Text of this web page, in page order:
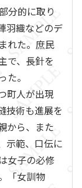
分的に取り
羽織などのデ
れた。庶民
で、長針を
。
町人が出現
技術も進展を
から、また
示範、口伝に
女子の必修
「女訓物